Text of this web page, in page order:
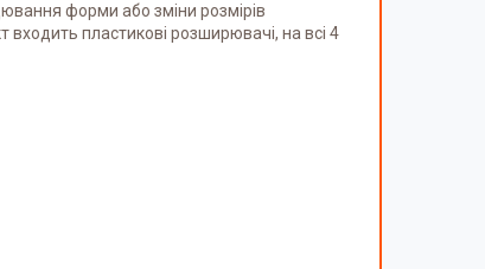
форми або зміни розмірів
пластикові розширювачі, на всі 4